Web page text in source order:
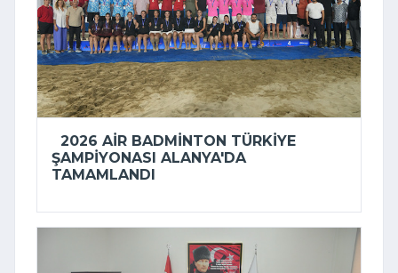
2026 AIR BADMINTON TÜRKIYE
ŞAMPIYONASI ALANYA'DA
TAMAMLANDI